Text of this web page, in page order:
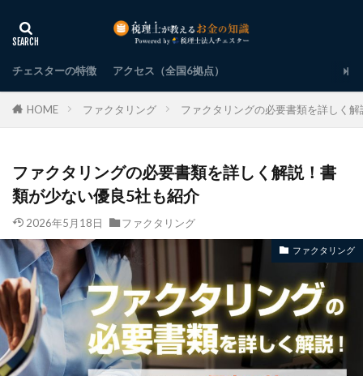
チェスターの特徴 アクセス（全国6拠点）
HOME ファクタリング ファクタリングの必要書類を詳しく
ファクタリングの必要書類を詳しく解説！書
類が少ない優良5社も紹介
2026年5月18日 ファクタリング
ファクタリング